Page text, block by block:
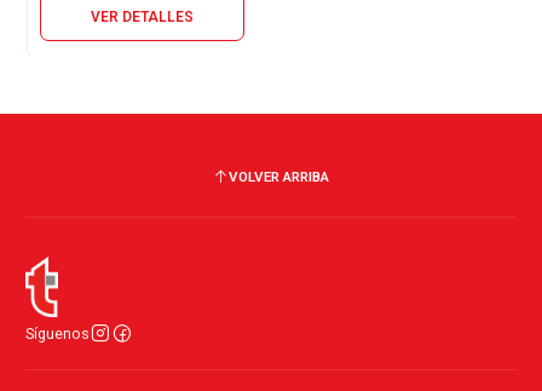
VER DETALLES
VOLVER ARRIBA
Síguenos